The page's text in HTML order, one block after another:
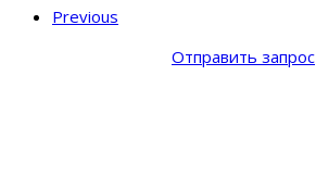
Previous
Отправить запрос